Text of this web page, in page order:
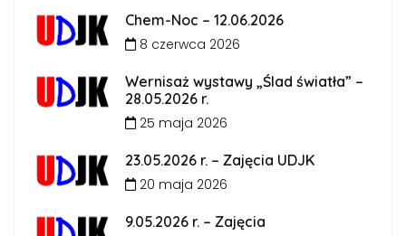
Chem-Noc – 12.06.2026
8 czerwca 2026
Wernisaż wystawy „Ślad światła” –
28.05.2026 r.
25 maja 2026
23.05.2026 r. – Zajęcia UDJK
20 maja 2026
9.05.2026 r. – Zajęcia